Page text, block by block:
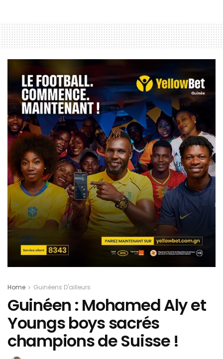
Home Guinéens D'ailleurs
Guinéen : Mohamed Aly et
Youngs boys sacrés
champions de Suisse !